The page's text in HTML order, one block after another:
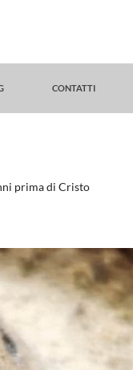
CONTATTI
prima di Cristo